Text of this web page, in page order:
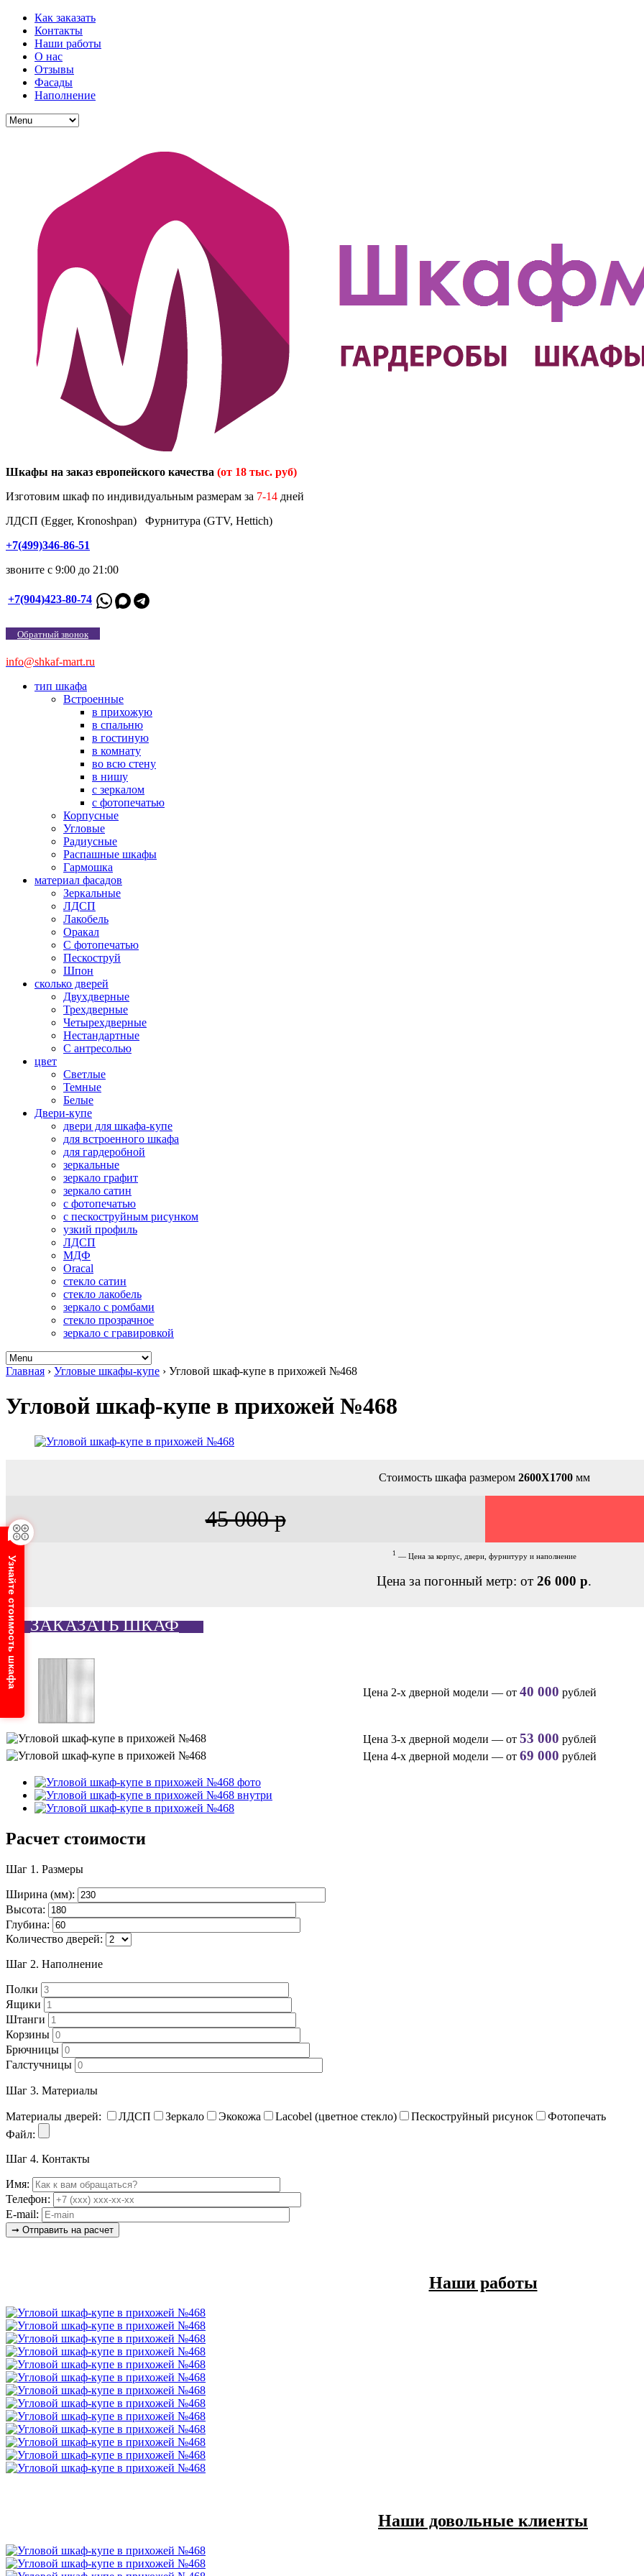
Как заказать
Контакты
Наши работы
О нас
Отзывы
Фасады
Наполнение
Шкафы на заказ европейского качества (от 18 тыс. руб)
Изготовим шкаф по индивидуальным размерам за 7-14 дней
ЛДСП (Egger, Kronoshpan) Фурнитура (GTV, Hettich)
+7(499)346-86-51
звоните с 9:00 до 21:00
+7(904)423-80-74
Обратный звонок
info@shkaf-mart.ru
тип шкафа
Встроенные
в прихожую
в спальню
в гостиную
в комнату
во всю стену
в нишу
с зеркалом
с фотопечатью
Корпусные
Угловые
Радиусные
Распашные шкафы
Гармошка
материал фасадов
Зеркальные
ЛДСП
Лакобель
Оракал
С фотопечатью
Пескоструй
Шпон
сколько дверей
Двухдверные
Трехдверные
Четырехдверные
Нестандартные
С антресолью
цвет
Светлые
Темные
Белые
Двери-купе
двери для шкафа-купе
для встроенного шкафа
для гардеробной
зеркальные
зеркало графит
зеркало сатин
с фотопечатью
с пескоструйным рисунком
узкий профиль
ЛДСП
МДФ
Oracal
стекло сатин
стекло лакобель
зеркало с ромбами
стекло прозрачное
зеркало с гравировкой
Главная › Угловые шкафы-купе › Угловой шкаф-купе в прихожей №468
Угловой шкаф-купе в прихожей №468
Стоимость шкафа размером 2600Х1700мм
45 000 р
1 — Цена за корпус, двери, фурнитуру и наполнение
Цена за погонный метр: от 26 000 р.
ЗАКАЗАТЬ ШКАФ
Цена 2-х дверной модели — от 40 000 рублей
Цена 3-х дверной модели — от 53 000 рублей
Цена 4-х дверной модели — от 69 000 рублей
Расчет стоимости
Шаг 1. Размеры
Ширина (мм):
Высота:
Глубина:
Количество дверей:
Шаг 2. Наполнение
Полки
Ящики
Штанги
Корзины
Брючницы
Галстучницы
Шаг 3. Материалы
Материалы дверей: ЛДСП Зеркало Экокожа Lacobel (цветное стекло) Пескоструйный рисунок
Фотопечать
Файл:
Шаг 4. Контакты
Имя:
Телефон:
E-mail:
Наши работы
Наши довольные клиенты
Узнайте стоимость шкафа